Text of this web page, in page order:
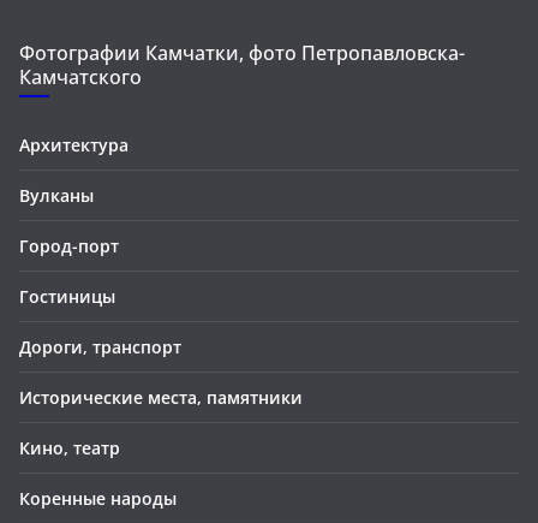
Фотографии Камчатки, фото Петропавловска-
Камчатского
Архитектура
Вулканы
Город-порт
Гостиницы
Дороги, транспорт
Исторические места, памятники
Кино, театр
Коренные народы